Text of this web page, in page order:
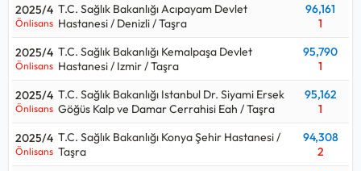
2025/4
Önlisans
T.C. Sağlık Bakanlığı Acıpayam Devlet
Hastanesi / Denizli / Taşra
96,161
1
2025/4
Önlisans
T.C. Sağlık Bakanlığı Kemalpaşa Devlet
Hastanesi / Izmir / Taşra
95,790
1
2025/4
Önlisans
T.C. Sağlık Bakanlığı Istanbul Dr. Siyami Ersek
Göğüs Kalp ve Damar Cerrahisi Eah / Taşra
95,162
1
2025/4
Önlisans
T.C. Sağlık Bakanlığı Konya Şehir Hastanesi /
Taşra
94,308
2